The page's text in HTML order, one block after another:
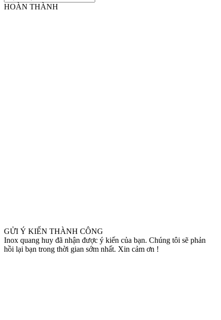
HOÀN THÀNH
GỬI Ý KIẾN THÀNH CÔNG
Inox quang huy đã nhận được ý kiến của bạn. Chúng tôi sẽ phản
hồi lại bạn trong thời gian sớm nhất. Xin cảm ơn !